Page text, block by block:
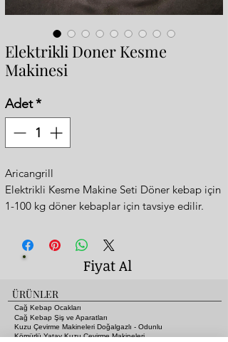
Elektrikli Doner Kesme
Makinesi
Adet*
Aricangrill
Elektrikli Kesme Makine Seti Döner kebap için
1-100 kg döner kebaplar için tavsiye edilir.
Güç: 15V/90watt
Devir: 2000
Avuç İçi Ağırlığı: 1000gr
Kalınlık incelik ayari yapilabilir
Paket içeriği
1 x T3 Makinesi
1 x Trafo
Fiyat Al
ÜRÜNLER
Cağ Kebap Ocakları
Cağ Kebap Şiş ve Aparatları
Kuzu Çevirme Makineleri Doğalgazlı - Odunlu
Kömürlü Yatay Kuzu Çevirme Makineleri